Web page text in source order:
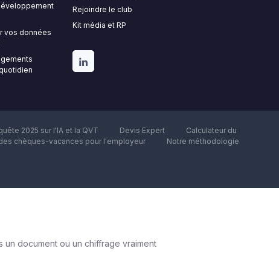
vos données
Rejoindre le club
Kit média et RP
2025 sur l'IA et la QVT Devis Expert
Calculateur du
chèques-vacances pour l'employeur
Notre méthodologie
document ou un chiffrage vraiment